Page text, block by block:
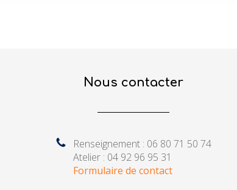
Nous contacter
Renseignement : 06 80 71 50 74
Atelier : 04 92 96 95 31
Formulaire de contact